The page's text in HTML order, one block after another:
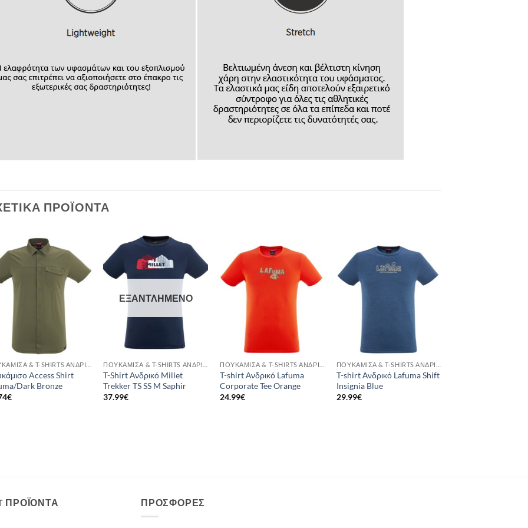
ΠΡΟΪΌΝΤΑ
Add to
wishlist
Access Shirt
Dark Bronze
€
ΕΞΑΝΤΛΗΜΈΝΟ
T-Shirt Ανδρικό Millet
Trekker TS SS M Saphir
37.99€
Add to
wishlist
T-shirt Ανδρικό Lafuma
Corporate Tee Orange
24.99€
Add to
wishlist
T-shirt Ανδρικό Lafuma Shift
Insignia Blue
29.99€
ΠΡΟΪΌΝΤΑ ΠΡΟΣΦΟΡΈΣ